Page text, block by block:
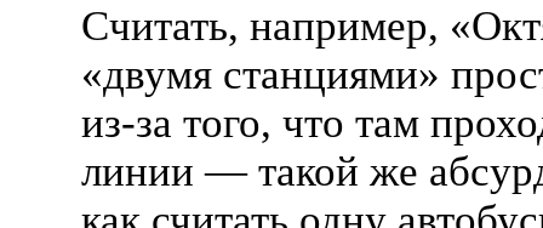
Считать, например,
«двумя станциями»
из-за того, что там
линии — такой же